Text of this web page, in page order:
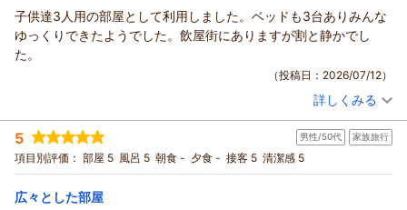
最後になりますがお忙しいところご投稿いただきありがとうご
ざいました。
またのお越しをスタッフ一同心よりお待ちしております。
（返信日：2026/07/17）
この度はリッチモンドホテル長崎思案橋をご利用いただき誠に
ありがとうございます。
ホテルの立地や客室、ロビーに関するお褒めの言葉を頂戴し、
スタッフ一同大変光栄に思います。
お客様がおっしゃる通り、私どものホテルは繁華街に位置して
おり、路面電車の電停にも近いので、観光にも便利にご活用い
ただけます。
お客様にさらにご満足いただけるようスタッフ一同日々精進し
てまいります。
ございました。
子供達3人用の部屋として利用しました。ベッドも3台ありみんな
ゆっくりできたようでした。飲屋街にありますが割と静かでし
た。
（投稿日：2026/07/12）
投稿者： ＷＩＮさん(男性/50代)
宿泊プラン： トリプルルームお得プラン♪素泊まり トリプル 食事なし
宿泊価格帯： 5,001～6,000円(大人一人あたり/税込)
リッチモンドホテル長崎思案橋からの返信
詳しくみる
5 男性/50代 家族旅行
項目別評価： 部屋 5 風呂 5 朝食 - 夕食 - 接客 5 清潔感 5
広々とした部屋